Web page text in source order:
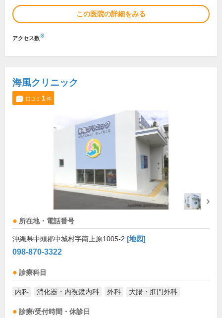
この医院の詳細をみる
アクセス数※
海風クリニック
口コミ 1件
所在地・電話番号
沖縄県中頭郡中城村字南上原1005-2 [地図]
098-870-3322
診療科目
内科 消化器・内視鏡内科 外科 大腸・肛門外科
診療/受付時間・休診日